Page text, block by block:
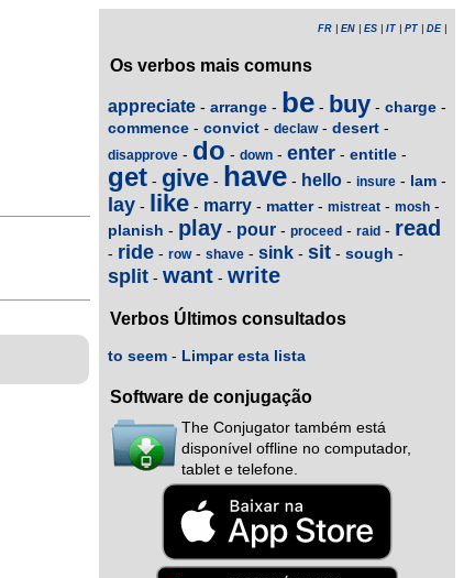
FR EN ES IT PT DE|
Os verbos mais comuns
appreciate - arrange - be - buy - charge -
commence - convict - declaw- desert -
disapprove - do - down - enter - entitle -
get - give - have - hello - insure - lam -
lay - like - marry - matter- mistreat - mosh -
planish - play - pour - proceed - raid - read
- ride - row- shave - sink - sit - sough -
split - want - write
Verbos Últimos consultados
to seem - Limpar esta lista
Software de conjugação
The Conjugator também está
disponível offline no computador,
tablet e telefone.